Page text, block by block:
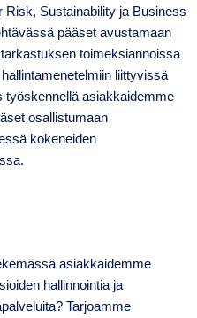
Risk, Sustainability ja Business
pääset avustamaan
toimeksiannoissa
liittyvissä
työskennellä asiakkaidemme
osallistumaan
kokeneiden
asiakkaidemme
hallinnointia ja
Tarjoamme